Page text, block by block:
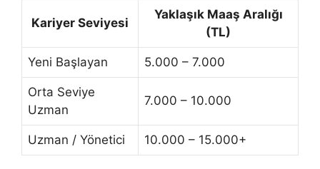
Kariyer Seviyesi
Yaklaşık Maaş Aralığı
(TL)
Yeni Başlayan 5.000 – 7.000
Orta Seviye
Uzman
7.000 – 10.000
Uzman / Yönetici 10.000 – 15.000+